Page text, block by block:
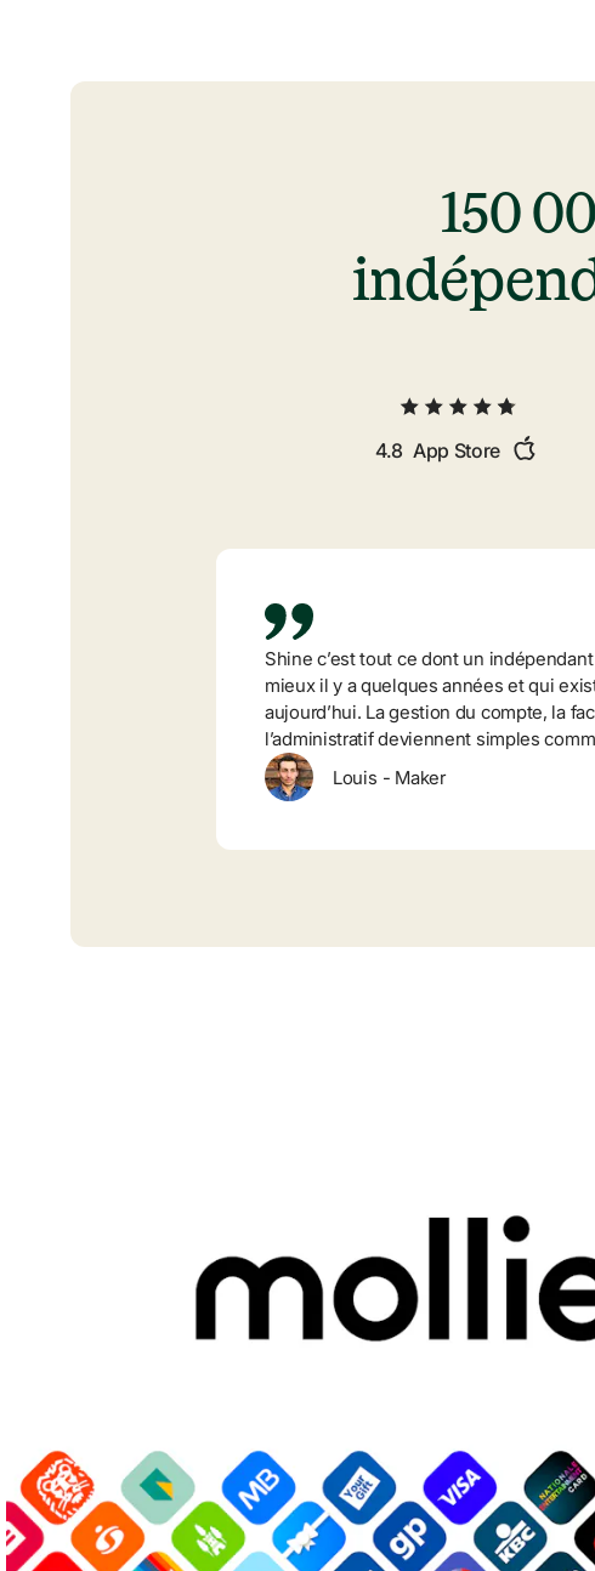
150
4.8 App Store
Shine c’est tout ce dont un
mieux il y a quelques années et qui
aujourd’hui. La gestion du compte, la
l’administratif deviennent simples
Louis - Maker